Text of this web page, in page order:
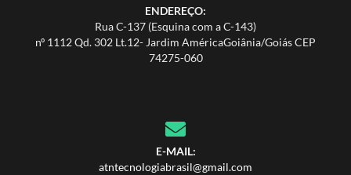
ENDEREÇO:
Rua C-137 (Esquina com a C-143)
nº 1112 Qd. 302 Lt.12- Jardim AméricaGoiânia/Goiás CEP
74275-060
E-MAIL:
atntecnologiabrasil@gmail.com